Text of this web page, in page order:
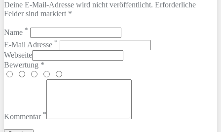
Deine E-Mail-Adresse wird nicht veröffentlicht. Erforderliche
Felder sind markiert *
Name *
E-Mail Adresse *
Webseite
Bewertung *
Kommentar *